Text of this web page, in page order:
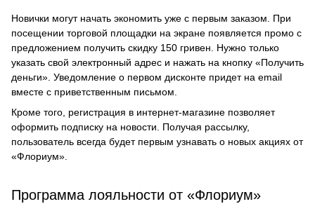
Новички могут начать экономить уже с первым заказом. При
посещении торговой площадки на экране появляется промо с
предложением получить скидку 150 гривен. Нужно только
указать свой электронный адрес и нажать на кнопку «Получить
деньги». Уведомление о первом дисконте придет на email
вместе с приветственным письмом.
Кроме того, регистрация в интернет-магазине позволяет
оформить подписку на новости. Получая рассылку,
пользователь всегда будет первым узнавать о новых акциях от
«Флориум».
Программа лояльности от «Флориум»